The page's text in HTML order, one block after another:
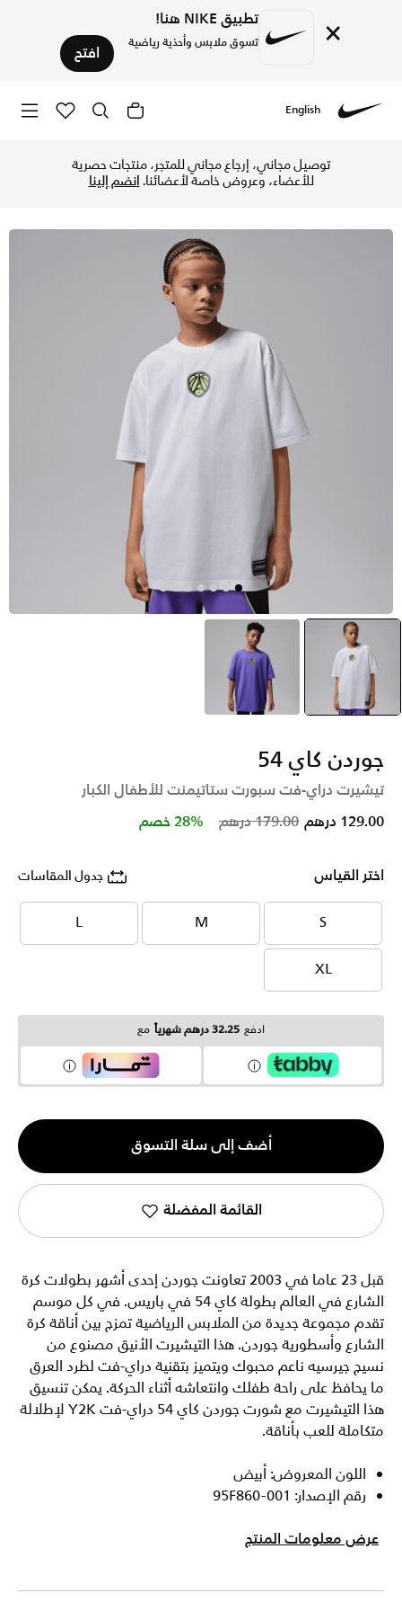
× تطبيق NIKE هنا!
تسوق ملابس وأحذية رياضية افتح
English
توصيل مجاني، إرجاع مجاني للمتجر، منتجات حصرية
للأعضاء، وعروض خاصة لأعضائنا.انضم إلينا
selected
أسود بنفسجي
جوردن كاي 54
تيشيرت دراي-فت سبورت ستاتيمنت للأطفال الكبار
Price reduced from
179.00 درهم to 129.00 درهم 28% خصم
اختر القياس جدول المقاسات
S
S
M
M
L
L
XL
XL
ادفع 32.25 درهم شهرياً مع
الكمية
1
أضف إلى سلة التسوق
القائمة المفضلة
قبل 23 عاما في 2003 تعاونت جوردن إحدى أشهر بطولات كرة
الشارع في العالم بطولة كاي 54 في باريس. في كل موسم
تقدم مجموعة جديدة من الملابس الرياضية تمزج بين أناقة كرة
الشارع وأسطورية جوردن. هذا التيشيرت الأنيق مصنوع من
نسيج جيرسيه ناعم محبوك ويتميز بتقنية دراي-فت لطرد العرق
ما يحافظ على راحة طفلك وانتعاشه أثناء الحركة. يمكن تنسيق
هذا التيشيرت مع شورت جوردن كاي 54 دراي-فت Y2K لإطلالة
متكاملة للعب بأناقة.
اللون المعروض: أبيض
رقم الإصدار: 95F860-001
عرض معلومات المنتج